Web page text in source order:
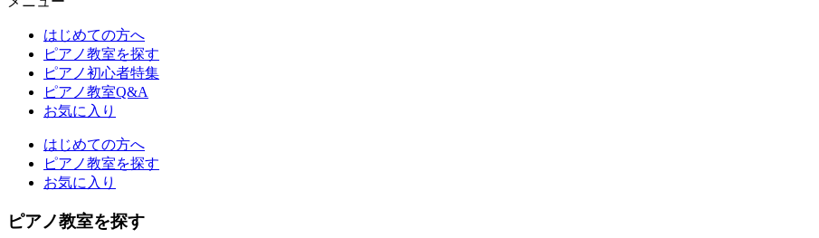
はじめての方へ
ピアノ教室を探す
ピアノ初心者特集
ピアノ教室Q&A
お気に入り
はじめての方へ
ピアノ教室を探す
お気に入り
ピアノ教室を探す